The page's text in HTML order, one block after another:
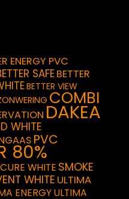
ENERGY PVC
SAFEBETTER
BETTER VIEW
COMBI
DAKEA
WHITE
PVC
80%
WHITE SMOKE
WHITE ULTIMA
ENERGYULTIMA